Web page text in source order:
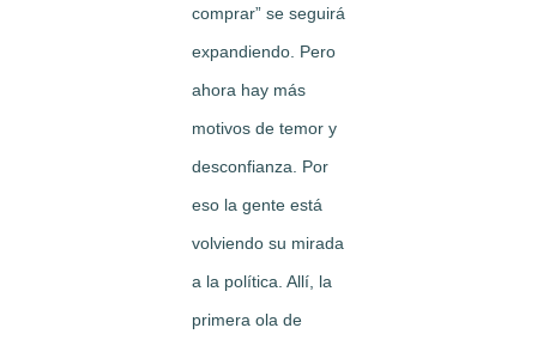
comprar” se seguirá
expandiendo. Pero
ahora hay más
motivos de temor y
desconfianza. Por
eso la gente está
volviendo su mirada
a la política. Allí, la
primera ola de